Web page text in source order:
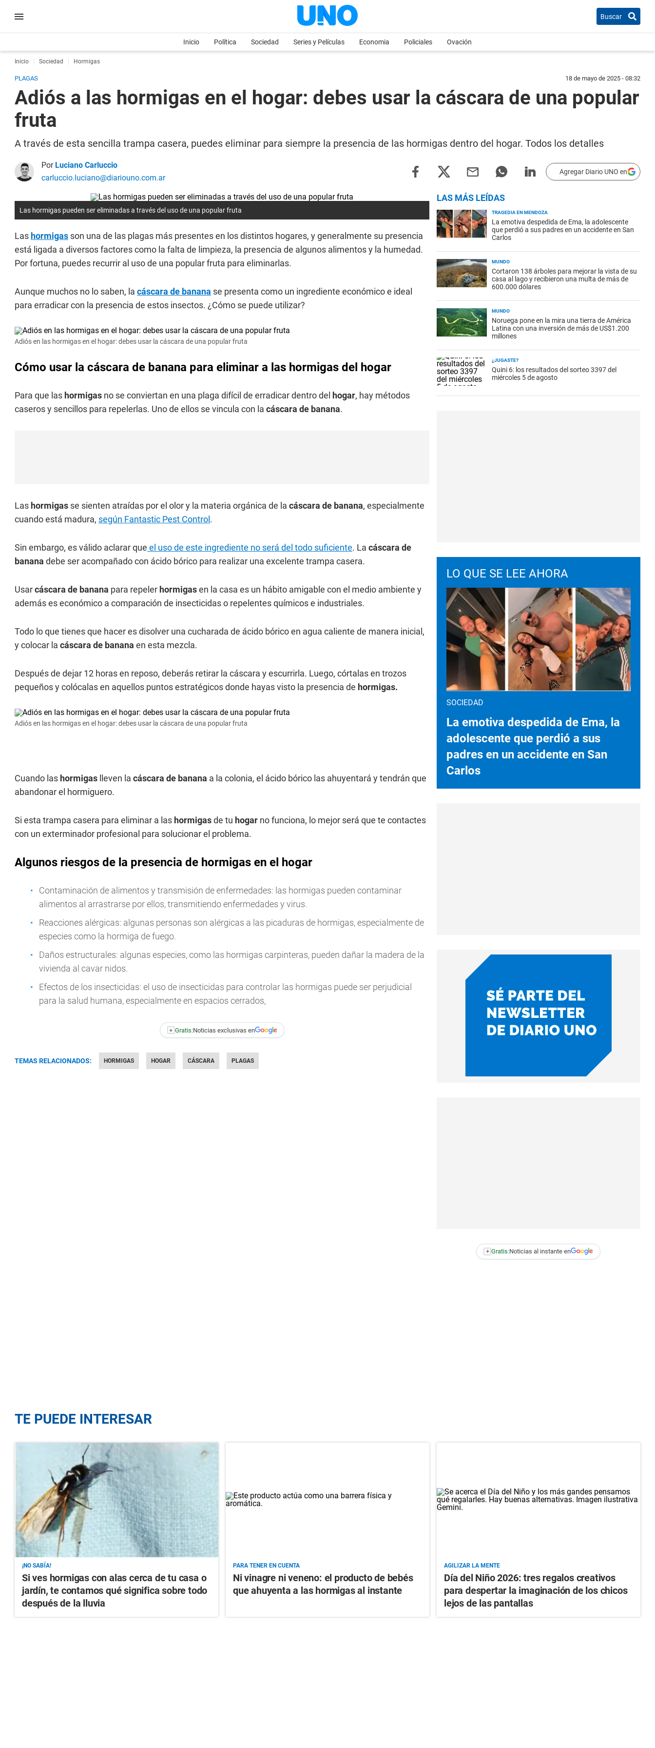
Buscar
Inicio Política Sociedad Series y Películas Economia Policiales Ovación
Inicio Sociedad Hormigas
PLAGAS 18 de mayo de 2025 - 08:32
Adiós a las hormigas en el hogar: debes usar la cáscara de una popular
fruta
A través de esta sencilla trampa casera, puedes eliminar para siempre la presencia de las hormigas dentro del hogar. Todos los detalles
Por Luciano Carluccio
carluccio.luciano@diariouno.com.ar
Agregar Diario UNO en
Las hormigas pueden ser eliminadas a través del uso de una popular fruta
Las hormigas son una de las plagas más presentes en los distintos hogares, y generalmente su presencia
está ligada a diversos factores como la falta de limpieza, la presencia de algunos alimentos y la humedad.
Por fortuna, puedes recurrir al uso de una popular fruta para eliminarlas.
Aunque muchos no lo saben, la cáscara de banana se presenta como un ingrediente económico e ideal
para erradicar con la presencia de estos insectos. ¿Cómo se puede utilizar?
Adiós en las hormigas en el hogar: debes usar la cáscara de una popular fruta
Cómo usar la cáscara de banana para eliminar a las hormigas del hogar
Para que las hormigas no se conviertan en una plaga difícil de erradicar dentro del hogar, hay métodos
caseros y sencillos para repelerlas. Uno de ellos se vincula con la cáscara de banana.
Las hormigas se sienten atraídas por el olor y la materia orgánica de la cáscara de banana, especialmente
cuando está madura, según Fantastic Pest Control .
Sin embargo, es válido aclarar que el uso de este ingrediente no será del todo suficiente. La cáscara de
banana debe ser acompañado con ácido bórico para realizar una excelente trampa casera.
Usarcáscara de banana para repeler hormigasen la casa es un hábito amigable con el medio ambiente y
además es económico a comparación de insecticidas o repelentes químicos e industriales.
Todo lo que tienes que hacer es disolver una cucharada de ácido bórico en agua caliente de manera inicial,
y colocar la cáscara de banana en esta mezcla.
Después de dejar 12 horas en reposo, deberás retirar la cáscara y escurrirla. Luego, córtalas en trozos
pequeños y colócalas en aquellos puntos estratégicos donde hayas visto la presencia de hormigas.
Adiós en las hormigas en el hogar: debes usar la cáscara de una popular fruta
Cuando las hormigas lleven la cáscara de banana a la colonia, el ácido bórico las ahuyentará y tendrán que
abandonar el hormiguero.
Si esta trampa casera para eliminar a las hormigasde tu hogar no funciona, lo mejor será que te contactes
con un exterminador profesional para solucionar el problema.
Algunos riesgos de la presencia de hormigas en el hogar
Contaminación de alimentos y transmisión de enfermedades: las hormigas pueden contaminar
alimentos al arrastrarse por ellos, transmitiendo enfermedades y virus.
Reacciones alérgicas: algunas personas son alérgicas a las picaduras de hormigas, especialmente de
especies como la hormiga de fuego.
Daños estructurales: algunas especies, como las hormigas carpinteras, pueden dañar la madera de la
vivienda al cavar nidos.
Efectos de los insecticidas: el uso de insecticidas para controlar las hormigas puede ser perjudicial
para la salud humana, especialmente en espacios cerrados,
+ Gratis:Noticias exclusivas en
TEMAS RELACIONADOS: HORMIGAS HOGAR CÁSCARA PLAGAS
LAS MÁS LEÍDAS
TRAGEDIA EN MENDOZA
La emotiva despedida de Ema, la adolescente
que perdió a sus padres en un accidente en San
Carlos
MUNDO
Cortaron 138 árboles para mejorar la vista de su
casa al lago y recibieron una multa de más de
600.000 dólares
MUNDO
Noruega pone en la mira una tierra de América
Latina con una inversión de más de US$1.200
millones
¿JUGASTE?
Quini 6: los resultados del sorteo 3397 del
miércoles 5 de agosto
LO QUE SE LEE AHORA
SOCIEDAD
La emotiva despedida de Ema, la
adolescente que perdió a sus
padres en un accidente en San
Carlos
+ Gratis:Noticias al instante en
TE PUEDE INTERESAR
¡NO SABÍA!
Si ves hormigas con alas cerca de tu casa o
jardín, te contamos qué significa sobre todo
después de la lluvia
PARA TENER EN CUENTA
Ni vinagre ni veneno: el producto de bebés
que ahuyenta a las hormigas al instante
AGILIZAR LA MENTE
Día del Niño 2026: tres regalos creativos
para despertar la imaginación de los chicos
lejos de las pantallas